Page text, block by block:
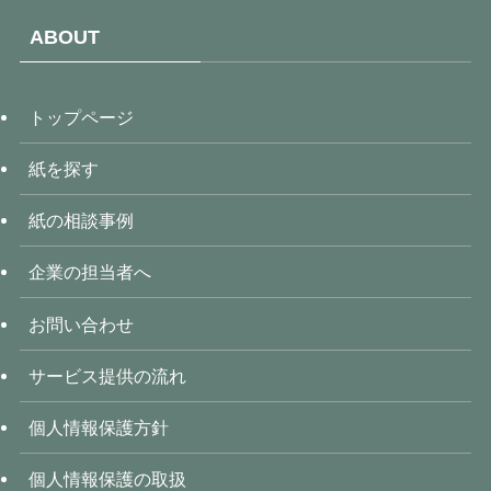
ABOUT
トップページ
紙を探す
紙の相談事例
企業の担当者へ
お問い合わせ
サービス提供の流れ
個人情報保護方針
個人情報保護の取扱